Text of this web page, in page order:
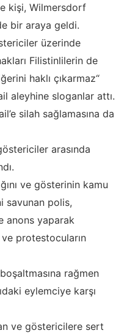
kişi, Wilmersdorf
bir araya geldi.
üzerinde
Filistinlilerin de
haklı çıkarmaz“
aleyhine sloganlar attı.
silah sağlamasına da
arasında
ve gösterinin kamu
savunan polis,
anons yaparak
ve protestocuların
rağmen
eylemciye karşı
ve göstericilere sert